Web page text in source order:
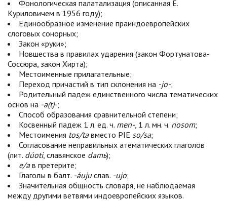
Фонологическая палатализация (описанная Е.
Куриловичем в 1956 году);
Единообразное изменение праиндоевропейских
слоговых сонорных;
Закон «руки»;
Новшества в правилах ударения (закон Фортунатова-
Соссюра, закон Хирта);
Местоименные прилагательные;
Переход причастий в тип склонения на -jo-;
Родительный падеж единственного числа тематических
основ на -a(t)-;
Способ образования сравнительной степени;
Косвенный падеж 1 л. ед. ч. men-, 1 л. мн. ч. nosom;
Местоимения tos/taвместо PIE so/sa;
Согласование неправильных атематических глаголов
(лит. dúoti, славянское damь);
e/aв претерите;
Глаголы в балт. -áujuслав. -ujo;
Значительная общность словаря, не наблюдаемая
между другими ветвями индоевропейских языков.